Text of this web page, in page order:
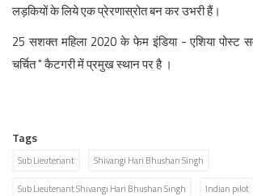
लड़कियों के लिये एक प्रेरणास्रोत बन कर उभरी हैं।‌
25 सशक्त महिला 2020 के फेम इंडिया - एशिया पोस्ट
चर्चित " कैटगरी में प्रमुख स्थान पर है ।
Tags
Sub Lieutenant Shivangi Hari Bhushan Singh
Sub Lieutenant Shivangi Hari Bhushan Singh Indian pilot